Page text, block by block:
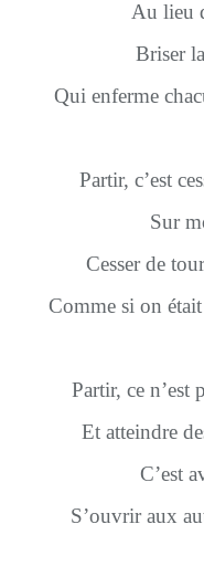
Au lieu
Briser
Qui enferme
Partir, c’est
Sur
Cesser de
Comme si on
Partir, ce n’est
Et atteindre
C’est
S’ouvrir aux